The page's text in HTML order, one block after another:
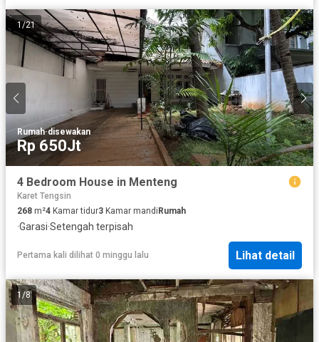
1 /21
Rumah·disewakan
Rp 650Jt
4 Bedroom House in Menteng
Karet Tengsin
268 m²4 Kamar tidur3 Kamar mandiRumah
·Garasi·Setengah terpisah
Pertama kali dilihat 0 minggu lalu Lihat detail
1 /8